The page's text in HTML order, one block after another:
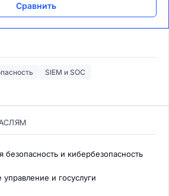
Сравнить
SIEM и SOC
и кибербезопасность
управление и госуслуги